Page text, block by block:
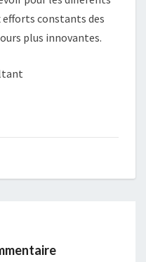
efforts constants des
plus innovantes.